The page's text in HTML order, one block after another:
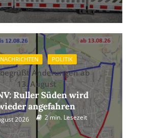
NACHRICHTEN POLITIK
begrüßt Änderungen ab
13. August
Ruller Süden wird
angefahren
2026 2 min. Lesezeit